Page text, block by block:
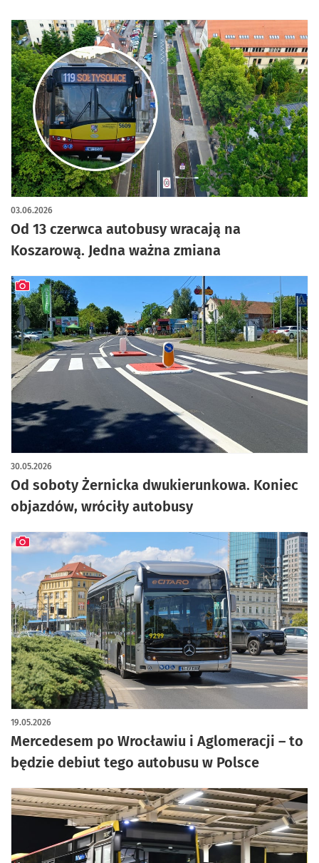
Od 13 czerwca autobusy wracają na
Koszarową. Jedna ważna zmiana
03.06.2026
Od soboty Żernicka dwukierunkowa. Koniec
objazdów, wróciły autobusy
30.05.2026
artykuł z galerią zdjęć
Mercedesem po Wrocławiu i Aglomeracji – to
będzie debiut tego autobusu w Polsce
19.05.2026
artykuł z galerią zdjęć